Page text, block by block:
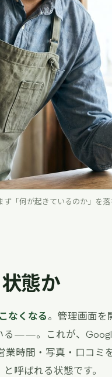
何が起きているのか」を落
態か
なくなる。管理画面を
る——。これが、
時間・写真・口コミ
と呼ばれる状態です。